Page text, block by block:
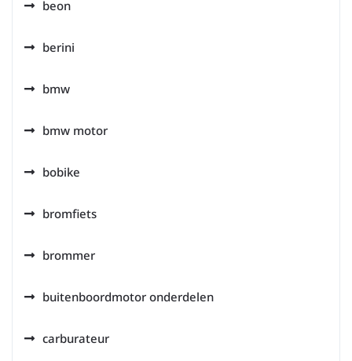
beon
berini
bmw
bmw motor
bobike
bromfiets
brommer
buitenboordmotor onderdelen
carburateur